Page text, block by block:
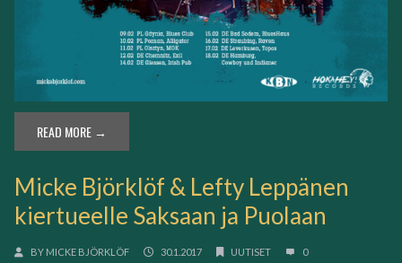
READ MORE →
Micke Björklöf & Lefty Leppänen
kiertueelle Saksaan ja Puolaan
BY MICKE BJÖRKLÖF 30.1.2017 UUTISET 0